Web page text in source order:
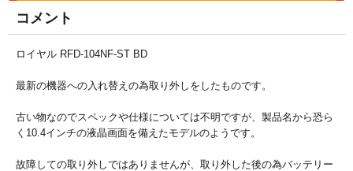
コメント
ロイヤル RFD-104NF-ST BD
最新の機器への入れ替えの為取り外しをしたものです。
古い物なのでスペックや仕様については不明ですが、製品名から恐ら
く10.4インチの液晶画面を備えたモデルのようです。
故障しての取り外しではありませんが、取り外した後の為バッテリー